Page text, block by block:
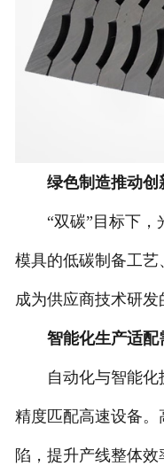
绿色制造推动创
“双碳”目标下，
模具的低碳制备工
成为供应商技术研发
智能化生产适配
自动化与智能化
精度匹配高速设备
陷，提升产线整体效